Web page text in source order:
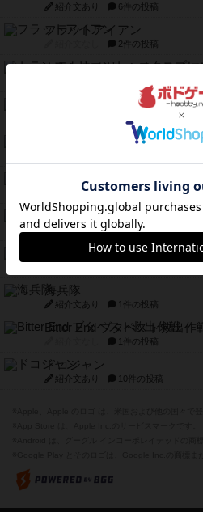
紹介文あり 6件の投稿
フラットアイアン
2件の投稿
トランスオリエント・エク
アンブッシュ！：ムーブアウ
キャプテン・フリップ：イス
ガルフストライク
紹介文あり 1件の投稿
エコーズ・オブ・タイム
紹介文なし 8件の投稿
スカルキング
海兵隊
紹介文あり 1件の投稿
Bitter End ブタペスト救出作
1件の投稿
ドコジャン
紹介文あり 10件の投稿